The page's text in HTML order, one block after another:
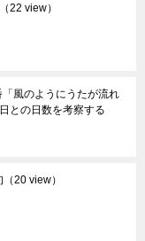
22 view）
風のようにうたが流れ
との日数を考察する
20 view）